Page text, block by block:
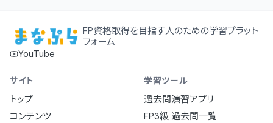
FP資格取得を目指す人のための学習プラット
フォーム
YouTube
サイト
トップ
コンテンツ
学習ツール
過去問演習アプリ
FP3級 過去問一覧